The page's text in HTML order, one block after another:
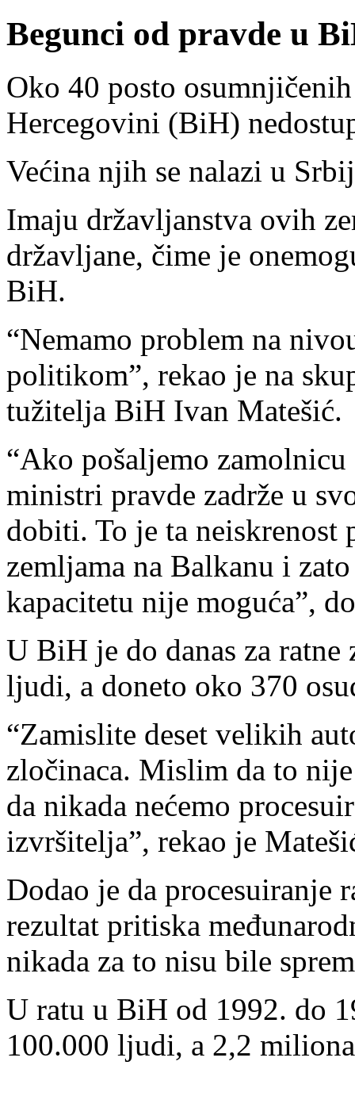
Begunci od pravde u
Oko 40 posto
Hercegovini (BiH)
Većina njih se nalazi u
Imaju državljanstva ovih
državljane, čime je
BiH.
“Nemamo problem na
politikom”, rekao je na
tužitelja BiH Ivan Matešić.
“Ako pošaljemo
ministri pravde zadrže u
dobiti. To je ta
zemljama na Balkanu i
kapacitetu nije moguća”,
U BiH je do danas za
ljudi, a doneto oko 370
“Zamislite deset velikih
zločinaca. Mislim da to
da nikada nećemo
izvršitelja”, rekao je
Dodao je da
rezultat pritiska
nikada za to nisu bile
U ratu u BiH od 1992. do
100.000 ljudi, a 2,2